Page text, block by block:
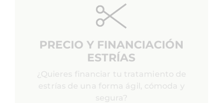
PRECIO Y FINANCIACIÓN
ESTRÍAS
¿Quieres financiar tu tratamiento de
estrías de una forma ágil, cómoda y
segura?